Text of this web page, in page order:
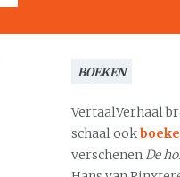
BOEKEN
VertaalVerhaal
schaal ook
verschenenDe